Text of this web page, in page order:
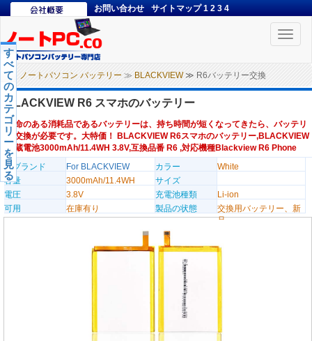
お問い合わせ サイトマップ 1 2 3 4
Toggle
ノートパソコン バッテリー ≫ BLACKVIEW≫ R6バッテリー交換
す
べ
て
の
カ
テ
ゴ
リ
ー
を
見
る
BLACKVIEW R6 スマホのバッテリー
寿命のある消耗品であるバッテリーは、持ち時間が短くなってきたら、バッテリ
ー交換が必要です。大特価！ BLACKVIEW R6スマホのバッテリー,BLACKVIEW
内蔵電池3000mAh/11.4WH 3.8V,互換品番 R6 ,対応機種Blackview R6 Phone
のブランド
For BLACKVIEW カラー
White
容量
3000mAh/11.4WH
サイズ
電圧
3.8V 充電池種類
Li-ion
可用
在庫有り 製品の状態
交換用バッテリー、新
品